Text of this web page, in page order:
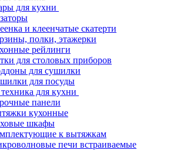
для кухни
и клеенчатые скатерти
полки, этажерки
рейлинги
для столовых приборов
для сушилки
для посуды
для кухни
панели
кухонные
шкафы
к вытяжкам
печи встраиваемые